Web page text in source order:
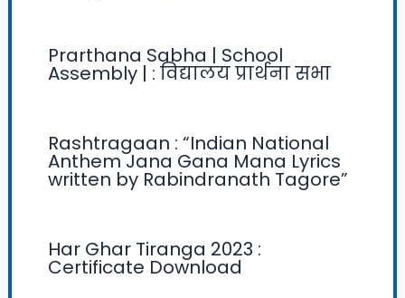
Prarthana Sabha | School
Assembly | : विद्यालय प्रार्थना सभा
Rashtragaan : “Indian National
Anthem Jana Gana Mana Lyrics
written by Rabindranath Tagore”
Har Ghar Tiranga 2023 :
Certificate Download